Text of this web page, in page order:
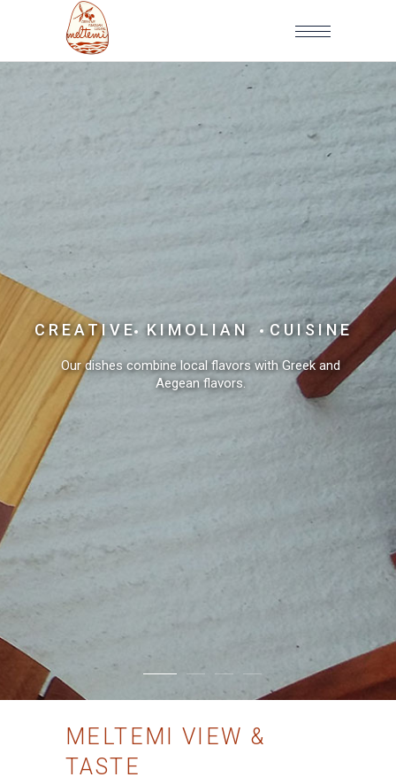
CREATIVE KIMOLIAN CUISINE
Our dishes combine local flavors with Greek and
Aegean flavors.
MELTEMI VIEW &
TASTE